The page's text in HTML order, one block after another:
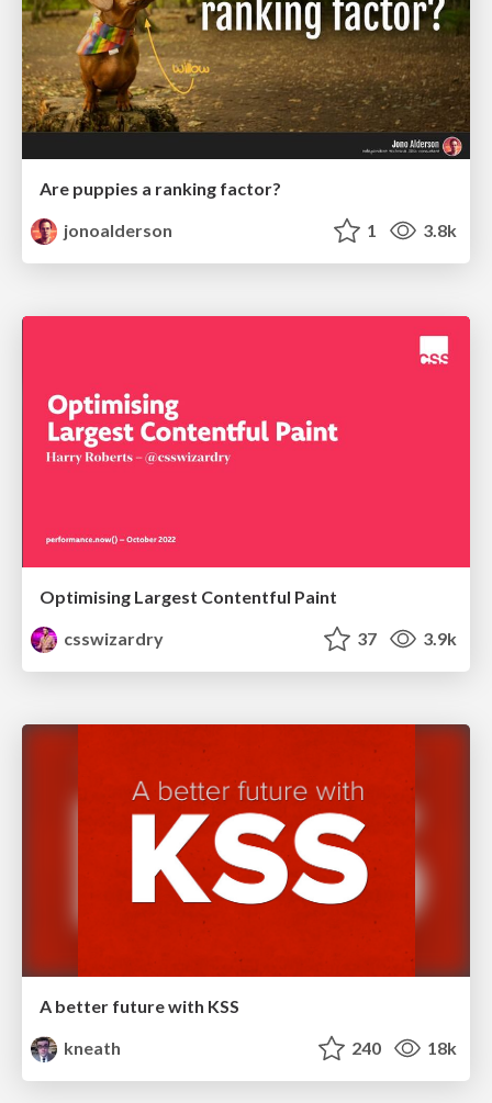
Are puppies a ranking factor?
jonoalderson
1 3.8k
Optimising Largest Contentful Paint
csswizardry
37 3.9k
A better future with KSS
kneath
240 18k